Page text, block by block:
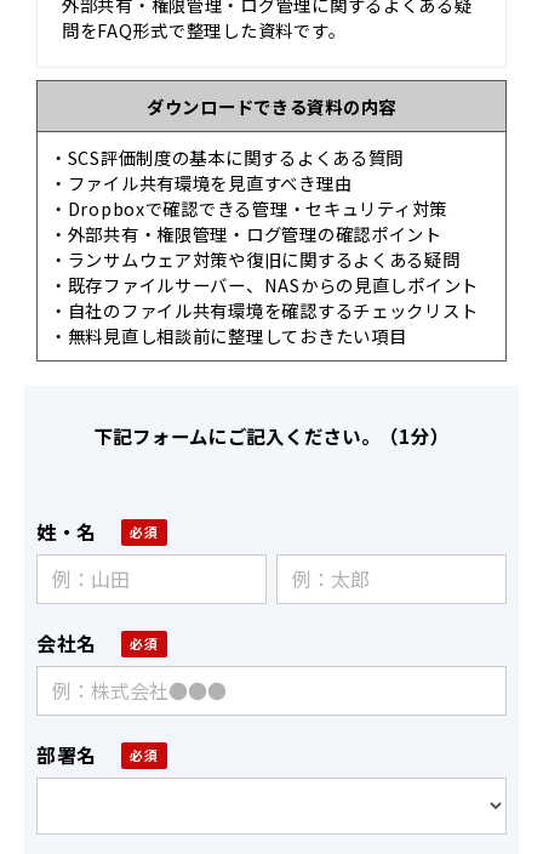
問をFAQ形式で整理した資料です。
ダウンロードできる資料の内容
・SCS評価制度の基本に関するよくある質問
・ファイル共有環境を見直すべき理由
・Dropboxで確認できる管理・セキュリティ対策
・外部共有・権限管理・ログ管理の確認ポイント
・ランサムウェア対策や復旧に関するよくある疑問
・既存ファイルサーバー、NASからの見直しポイント
・自社のファイル共有環境を確認するチェックリスト
・無料見直し相談前に整理しておきたい項目
下記フォームにご記入ください。（1分）
姓・名
会社名
部署名